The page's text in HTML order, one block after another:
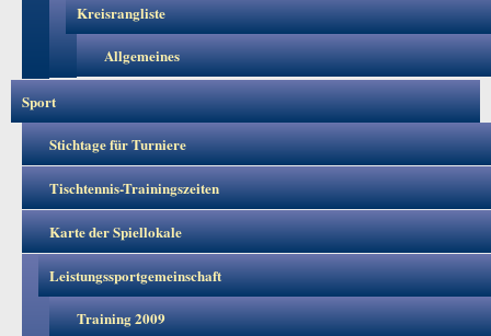
Kreisrangliste
Allgemeines
Sport
Stichtage für Turniere
Tischtennis-Trainingszeiten
Karte der Spiellokale
Leistungssportgemeinschaft
Training 2009